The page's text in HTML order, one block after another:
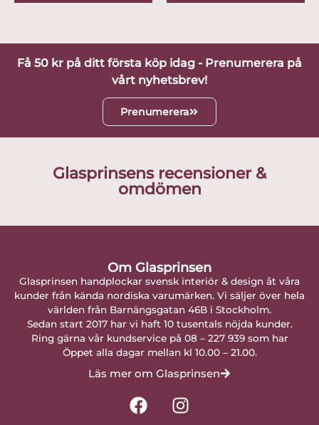
Få 50 kr på ditt första köp idag - Prenumerera på
vårt nyhetsbrev!
Prenumerera
Glasprinsens recensioner &
omdömen
Om Glasprinsen
Glasprinsen handplockar svensk interiör & design åt våra
kunder från kända nordiska varumärken. Vi säljer över hela
världen från Barnängsgatan 46B i Stockholm.
Sedan start 2017 har vi haft 10 tusentals nöjda kunder.
Ring gärna vår kundservice på 08 – 227 939 som har
Öppet alla dagar mellan kl 10.00 – 21.00.
Läs mer om Glasprinsen
F
a
I
n